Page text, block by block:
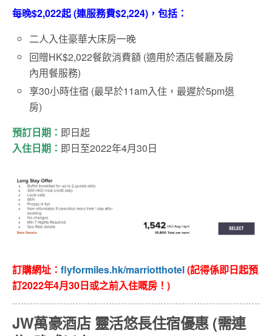
每晚$2,022起 (連服務費$2,224)，包括：
二人入住豪華大床房一晚
回贈HK$2,022餐飲消費額 (適用於酒店餐廳及房
內用餐服務)
享30小時住宿 (最早於11am入住，最遲於5pm退
房)
預訂日期： 即日起
入住日期： 即日至2022年4月30日
訂購網址： flyformiles.hk/marriotthotel(記得係即日起預
訂2022年4月30日或之前入住嘅房！)
JW萬豪酒店 靈活悠長住宿優惠 (需連